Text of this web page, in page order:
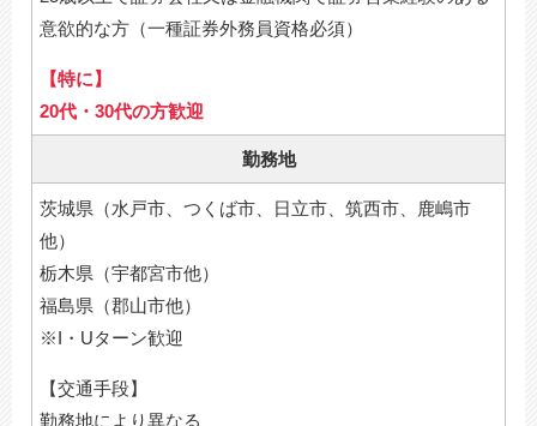
意欲的な方（一種証券外務員資格必須）
【特に】
20代・30代の方歓迎
勤務地
茨城県（水戸市、つくば市、日立市、筑西市、鹿嶋市
他）
栃木県（宇都宮市他）
福島県（郡山市他）
※I・Uターン歓迎
【交通手段】
勤務地により異なる